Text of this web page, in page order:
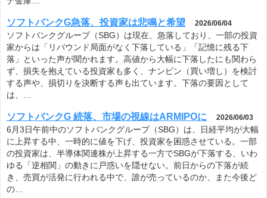
ソフトバンクG急落、投資家は悲鳴と希望 2026/06/04
ソフトバンクグループ（SBG）は現在、急落しており、一部の投資
家からは「リバウンド局面がなく下落している」「記憶に残る下
落」といった声が聞かれます。高値から大幅に下落したにも関わら
ず、損失を抱えている投資家も多く、ナンピン（買い増し）を検討
する声や、損切りを決断する声も出ています。下落の要因として
は、…
ソフトバンクG 続落、市場の視線はARMIPOに 2026/06/03
6月3日午前中のソフトバンクグループ（SBG）は、日経平均が大幅
に上昇する中、一時的に値を下げ、投資家を困惑させている。一部
の投資家は、半導体関連株が上昇する一方でSBGが下落する、いわ
ゆる「逆相関」の動きに戸惑いを隠せない。前日からの下落が続
き、売買が活発に行われる中で、誰が売っているのか、また今後ど
の…